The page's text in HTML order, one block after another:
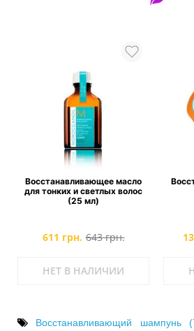
Восстанавливающее масло
для тонких и светлых волос
(25 мл)
611 грн. 643 грн.
НЕТ В НАЛИЧИИ
Восстанавливающий шампунь